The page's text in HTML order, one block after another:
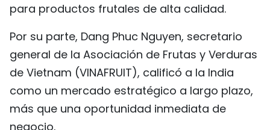
para productos frutales de alta calidad.
Por su parte, Dang Phuc Nguyen, secretario
general de la Asociación de Frutas y Verduras
de Vietnam (VINAFRUIT), calificó a la India
como un mercado estratégico a largo plazo,
más que una oportunidad inmediata de
negocio.